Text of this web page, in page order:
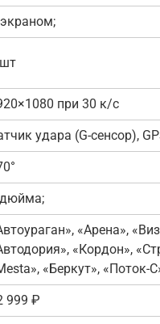
при 30 к/с
удара (G-сенсор),
«Арена»,
«Кордон»,
«Беркут», «Поток-
999 ₽